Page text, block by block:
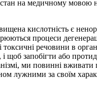
на медичному мовою
кислотність є
процеси
токсичні речовини в
і щоб запобігти або
ми повинні вживати
лужними за своїм